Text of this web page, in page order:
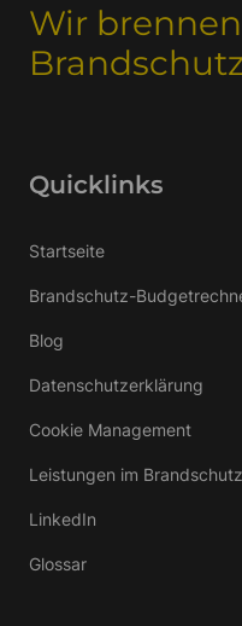
Wir
Quicklinks
Startseite
Brandschutz-
Blog
Datenschutzerklärung
Cookie Management
Leistungen im Brandschutz
LinkedIn
Glossar